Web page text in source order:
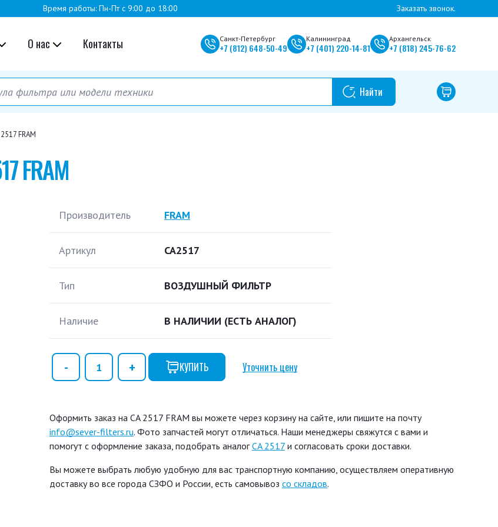
Время работы: Пн-Пт с 9:00 до 18:00 Заказать звонок.
О нас Контакты Санкт-Петербург
+7 (812) 648-50-49
Калининград
+7 (401) 220-14-81
Архангельск
+7 (818) 245-76-62
2517 FRAM
FRAM
Производитель FRAM
Артикул CA2517
Тип ВОЗДУШНЫЙ ФИЛЬТР
Наличие В НАЛИЧИИ (ЕСТЬ АНАЛОГ)
КУПИТЬ Уточнить цену
Оформить заказ на CA 2517 FRAM вы можете через корзину на сайте, или пишите на почту
info@sever-filters.ru. Фото запчастей могут отличаться. Наши менеджеры свяжутся с вами и
помогут с оформление заказа, подобрать аналогCA 2517 и согласовать сроки доставки.
Вы можете выбрать любую удобную для вас транспортную компанию, осуществляем оперативную
доставку во все города СЗФО и России, есть самовывоз со складов.